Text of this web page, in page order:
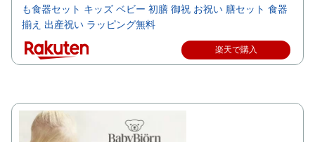
も食器セット キッズ ベビー 初膳 御祝 お祝い 膳セット 食器
揃え 出産祝い ラッピング無料
楽天で購入